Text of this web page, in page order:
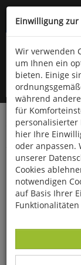
Kompletten
Startseite
Vogelfutter
Einwilligung
Wir verwenden
um Ihnen ein
bieten. Einige
während
für
personalisierter
hier Ihre
oder anpassen.
unserer
Cookies
notwendigen
auf Basis Ihrer